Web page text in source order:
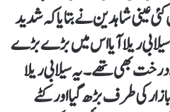
عینی شاہدین نے بتایا کہ شدید
ریلا آیا اس میں بڑے بڑے
بھی تھے ۔ یہ سیلابی ریلا
بازار کی طرف بڑھ گیا اور کٹے